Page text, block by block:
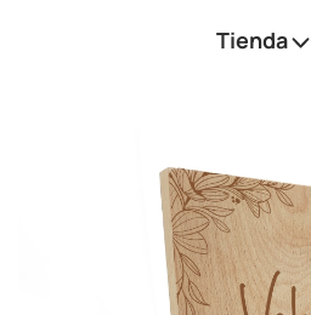
Tienda